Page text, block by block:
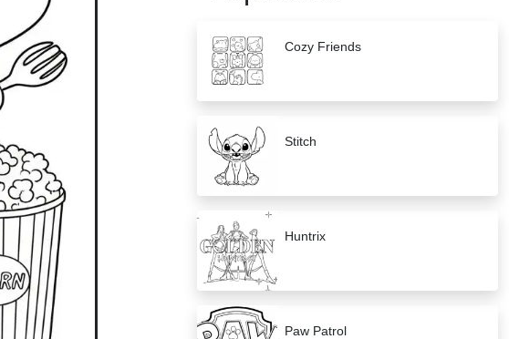
Cozy Friends
Stitch
Huntrix
Paw Patrol